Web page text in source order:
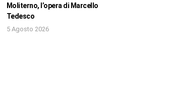
Moliterno, l’opera di Marcello
Tedesco
5 Agosto 2026